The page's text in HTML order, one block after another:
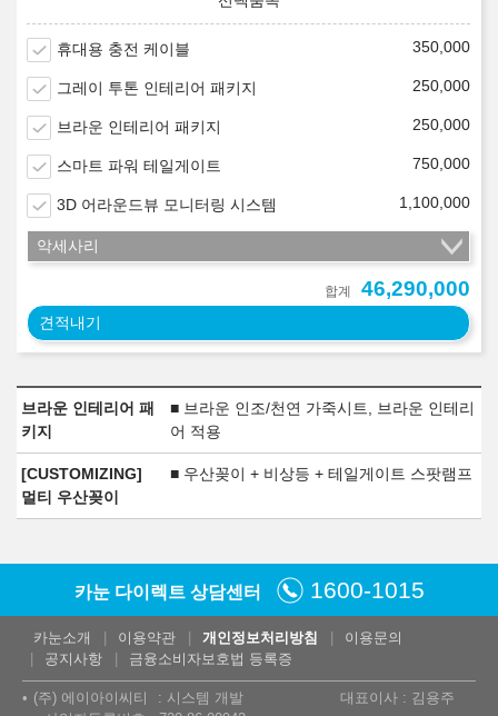
휴대용 충전 케이블 350,000
그레이 투톤 인테리어 패키지 250,000
브라운 인테리어 패키지 250,000
스마트 파워 테일게이트 750,000
3D 어라운드뷰 모니터링 시스템 1,100,000
악세사리
합계 46,290,000
견적내기
브라운 인테리어 패
키지
■ 브라운 인조/천연 가죽시트, 브라운 인테리
어 적용
[CUSTOMIZING]
멀티 우산꽂이
■ 우산꽂이 + 비상등 + 테일게이트 스팟램프
카눈 다이렉트 상담센터 1600-1015
카눈소개 이용약관 개인정보처리방침
이용문의
공지사항
금융소비자보호법 등록증
(주) 에이아이씨티 시스템 개발
대표이사 : 김용주